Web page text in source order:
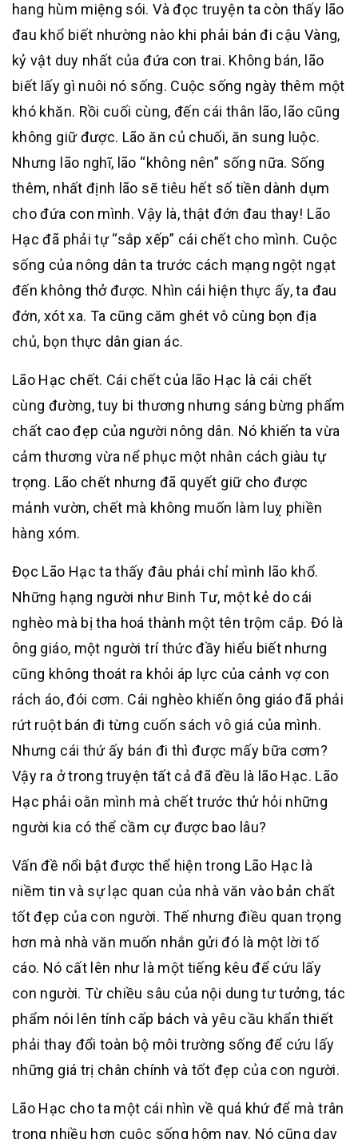
hang hùm miệng sói. Và đọc truyện ta còn thấy lão
đau khổ biết nhường nào khi phải bán đi cậu Vàng,
kỷ vật duy nhất của đứa con trai. Không bán, lão
biết lấy gì nuôi nó sống. Cuộc sống ngày thêm một
khó khăn. Rồi cuối cùng, đến cái thân lão, lão cũng
không giữ được. Lão ăn củ chuối, ăn sung luộc.
Nhưng lão nghĩ, lão “không nên” sống nữa. Sống
thêm, nhất định lão sẽ tiêu hết số tiền dành dụm
cho đứa con mình. Vậy là, thật đớn đau thay! Lão
Hạc đã phải tự “sắp xếp” cái chết cho mình. Cuộc
sống của nông dân ta trước cách mạng ngột ngạt
đến không thở được. Nhìn cái hiện thực ấy, ta đau
đớn, xót xa. Ta cũng căm ghét vô cùng bọn địa
chủ, bọn thực dân gian ác.
Lão Hạc chết. Cái chết của lão Hạc là cái chết
cùng đường, tuy bi thương nhưng sáng bừng phẩm
chất cao đẹp của người nông dân. Nó khiến ta vừa
cảm thương vừa nể phục một nhân cách giàu tự
trọng. Lão chết nhưng đã quyết giữ cho được
mảnh vườn, chết mà không muốn làm luỵ phiền
hàng xóm.
Đọc Lão Hạc ta thấy đâu phải chỉ mình lão khổ.
Những hạng người như Binh Tư, một kẻ do cái
nghèo mà bị tha hoá thành một tên trộm cắp. Đó là
ông giáo, một người trí thức đầy hiểu biết nhưng
cũng không thoát ra khỏi áp lực của cảnh vợ con
rách áo, đói cơm. Cái nghèo khiến ông giáo đã phải
rứt ruột bán đi từng cuốn sách vô giá của mình.
Nhưng cái thứ ấy bán đi thì được mấy bữa cơm?
Vậy ra ở trong truyện tất cả đã đều là lão Hạc. Lão
Hạc phải oằn mình mà chết trước thử hỏi những
người kia có thể cầm cự được bao lâu?
Vấn đề nổi bật được thể hiện trong Lão Hạc là
niềm tin và sự lạc quan của nhà văn vào bản chất
tốt đẹp của con người. Thế nhưng điều quan trọng
hơn mà nhà văn muốn nhắn gửi đó là một lời tố
cáo. Nó cất lên như là một tiếng kêu để cứu lấy
con người. Từ chiều sâu của nội dung tư tưởng, tác
phẩm nói lên tính cấp bách và yêu cầu khẩn thiết
phải thay đổi toàn bộ môi trường sống để cứu lấy
những giá trị chân chính và tốt đẹp của con người.
Lão Hạc cho ta một cái nhìn về quá khứ để mà trân
trọng nhiều hơn cuộc sống hôm nay. Nó cũng dạy